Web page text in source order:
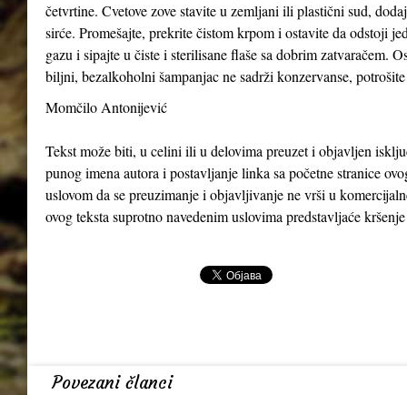
četvrtine. Cvetove zove stavite u zemljani ili plastični sud,
sirće. Promešajte, prekrite čistom krpom i ostavite da odstoji
gazu i sipajte u čiste i sterilisane flaše sa dobrim zatvaračem.
biljni, bezalkoholni šampanjac ne sadrži konzervanse,
Momčilo Antonijević
Tekst može biti, u celini ili u delovima preuzet i objavljen
punog imena autora i postavljanje linka sa početne stranice
uslovom da se preuzimanje i objavljivanje ne vrši u
ovog teksta suprotno navedenim uslovima predstavljaće
Povezani članci